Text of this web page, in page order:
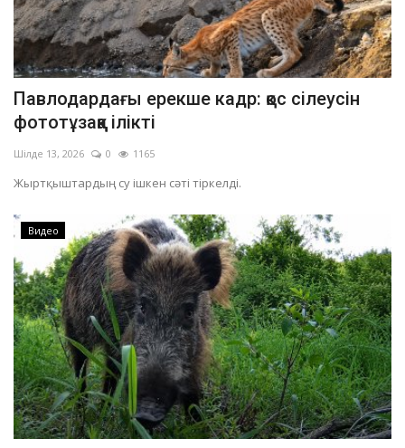
Павлодардағы ерекше кадр: қос сілеусін
фототұзаққа ілікті
Шілде 13, 2026 0 1165
Жыртқыштардың су ішкен сәті тіркелді.
Видео